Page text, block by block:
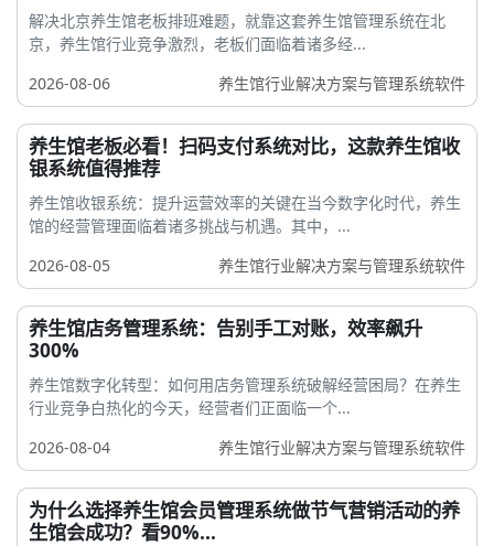
解决北京养生馆老板排班难题，就靠这套养生馆管理系统在北
京，养生馆行业竞争激烈，老板们面临着诸多经...
2026-08-06
养生馆行业解决方案与管理系统软件
养生馆老板必看！扫码支付系统对比，这款养生馆收
银系统值得推荐
养生馆收银系统：提升运营效率的关键在当今数字化时代，养生
馆的经营管理面临着诸多挑战与机遇。其中，...
2026-08-05
养生馆行业解决方案与管理系统软件
养生馆店务管理系统：告别手工对账，效率飙升
300%
养生馆数字化转型：如何用店务管理系统破解经营困局？在养生
行业竞争白热化的今天，经营者们正面临一个...
2026-08-04
养生馆行业解决方案与管理系统软件
为什么选择养生馆会员管理系统做节气营销活动的养
生馆会成功？看90%...